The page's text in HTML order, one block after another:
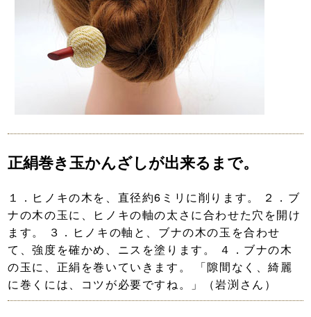
正絹巻き玉かんざしが出来るまで。
１．ヒノキの木を、直径約6ミリに削ります。 ２．ブ
ナの木の玉に、ヒノキの軸の太さに合わせた穴を開け
ます。 ３．ヒノキの軸と、ブナの木の玉を合わせ
て、強度を確かめ、ニスを塗ります。 ４．ブナの木
の玉に、正絹を巻いていきます。 「隙間なく、綺麗
に巻くには、コツが必要ですね。」（岩渕さん）